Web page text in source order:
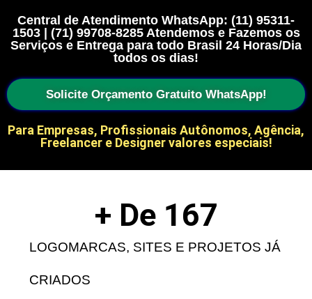
Central de Atendimento WhatsApp: (11) 95311-
1503 | (71) 99708-8285 Atendemos e Fazemos os
Serviços e Entrega para todo Brasil 24 Horas/Dia
todos os dias!
Solicite Orçamento Gratuito WhatsApp!
Para Empresas, Profissionais Autônomos, Agência,
Freelancer e Designer valores especiais!
LOGOMARCAS, SITES E PROJETOS JÁ
CRIADOS
+ De 167